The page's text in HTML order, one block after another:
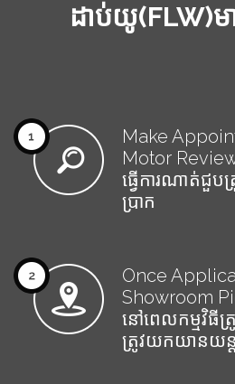
ដាប់យូ(FLW)
Make
Motor
ធ្វើការណាត់ជួប
ប្រាក
Once
Showroom
នៅពេលកម្មវិធីត្
ត្រូវយកយានយន្